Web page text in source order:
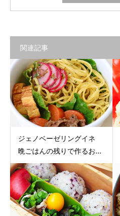
関連記事
ジェノベーゼリングイネ
晩ごはんの残りで作るお...